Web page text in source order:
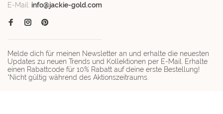
E-Mail: info@jackie-gold.com
Melde dich für meinen Newsletter an und erhalte die neuesten
Updates zu neuen Trends und Kollektionen per E-Mail. Erhalte
einen Rabattcode für 10% Rabatt auf deine erste Bestellung!
*Nicht gültig während des Aktionszeitraums.